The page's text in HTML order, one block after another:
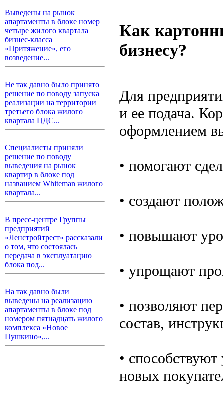
Выведены на рынок
апартаменты в блоке номер
четыре жилого квартала
бизнес-класса
«Притяжение», его
возведение...
Не так давно было принято
решение по поводу запуска
реализации на территории
третьего блока жилого
квартала ЦДС...
Специалисты приняли
решение по поводу
выведения на рынок
квартир в блоке под
названием Whiteman жилого
квартала...
В пресс-центре Группы
предприятий
«Ленстройтрест» рассказали
о том, что состоялась
передача в эксплуатацию
блока под...
На так давно были
выведены на реализацию
апартаменты в блоке под
номером пятнадцать жилого
комплекса «Новое
Пушкино»,...
Как
бизнесу?
Для
и ее подача.
оформлением
• помогают
• создают
• повышают
• упрощают
• позволяют
состав,
•
новых